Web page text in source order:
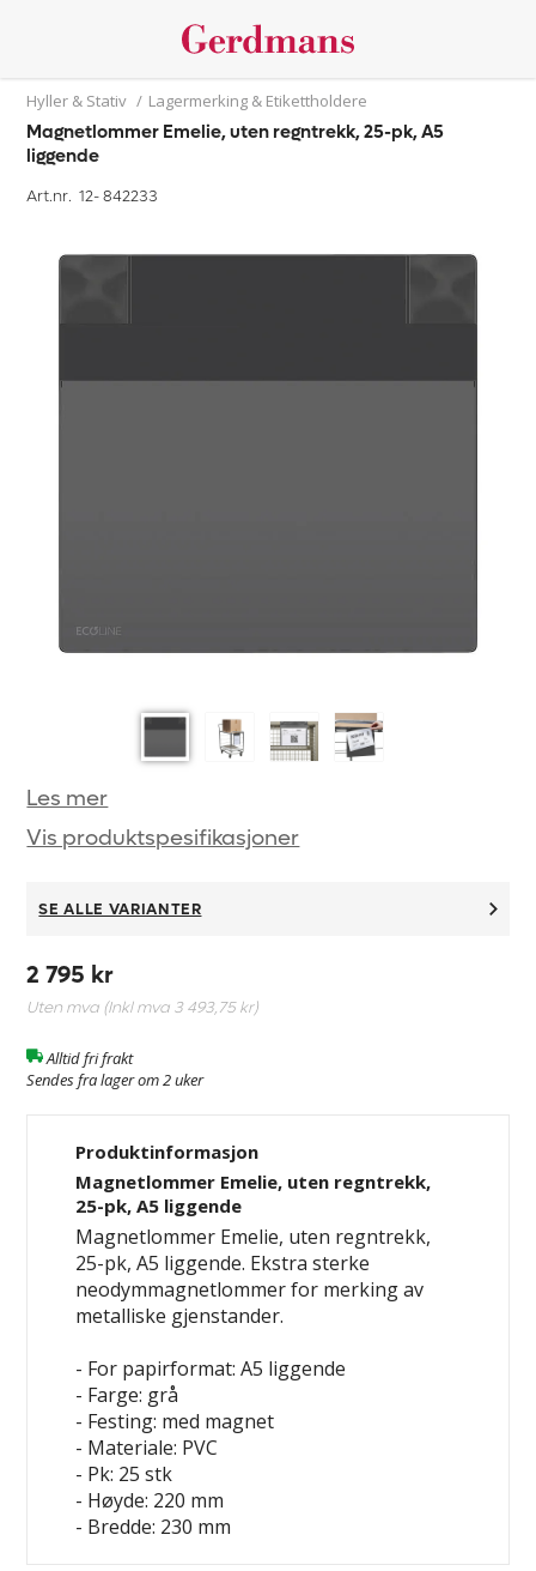
Hyller & Stativ / Lagermerking & Etikettholdere
Magnetlommer Emelie, uten regntrekk, 25-pk, A5
liggende
Art.nr. 12-842233
Les mer
Vis produktspesifikasjoner
SE ALLE VARIANTER
2 795 kr
Uten mva (Inkl mva 3 493,75 kr)
Alltid fri frakt
Sendes fra lager om 2 uker
Produktinformasjon
Magnetlommer Emelie, uten regntrekk,
25-pk, A5 liggende
Magnetlommer Emelie, uten regntrekk,
25-pk, A5 liggende. Ekstra sterke
neodymmagnetlommer for merking av
metalliske gjenstander.
- For papirformat: A5 liggende
- Farge: grå
- Festing: med magnet
- Materiale: PVC
- Pk: 25 stk
- Høyde: 220 mm
- Bredde: 230 mm